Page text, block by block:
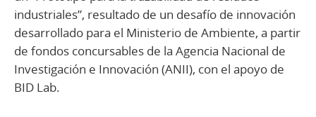
industriales”, resultado de un desafío de innovación
desarrollado para el Ministerio de Ambiente, a partir
de fondos concursables de la Agencia Nacional de
Investigación e Innovación (ANII), con el apoyo de
BID Lab.